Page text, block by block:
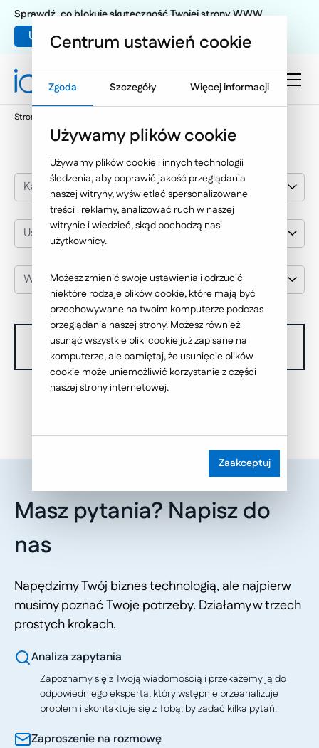
Umów warsztat UX
Sprawdź, co blokuje skuteczność Twojej strony WWW
Strona główna
Kategoria realizacji
Usługi b2b i IT
Wybierz klienta
W chwili obecnej nie dysponujemy żadnymi realizacjami.
Masz pytania? Napisz do
nas
Napędzimy Twój biznes technologią, ale najpierw
musimy poznać Twoje potrzeby. Działamy w trzech
prostych krokach.
Analiza zapytania
Zapoznamy się z Twoją wiadomością i przekażemy ją do
odpowiedniego eksperta, który wstępnie przeanalizuje
problem i skontaktuje się z Tobą, by zadać kilka pytań.
Zaproszenie na rozmowę
Centrum ustawień cookie
Zgoda Szczegóły Więcej informacji
Używamy plików cookie
Używamy plików cookie i innych technologii
śledzenia, aby poprawić jakość przeglądania
naszej witryny, wyświetlać spersonalizowane
treści i reklamy, analizować ruch w naszej
witrynie i wiedzieć, skąd pochodzą nasi
użytkownicy.
Możesz zmienić swoje ustawienia i odrzucić
niektóre rodzaje plików cookie, które mają być
przechowywane na twoim komputerze podczas
przeglądania naszej strony. Możesz również
usunąć wszystkie pliki cookie już zapisane na
komputerze, ale pamiętaj, że usunięcie plików
cookie może uniemożliwić korzystanie z części
naszej strony internetowej.
Zaakceptuj